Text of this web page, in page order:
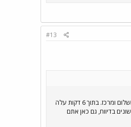
#13
מרגע תחילת האירוע....16:14 דקות התקבלה אצלי שיחת טלפון ממנהל האתר יוני גרינברג שהיה במקום על סוס שמטייל לו על המסילות ובתחנות הרכבת השלום ומרכז. בתוך 6 דקות עלה
מידע נוסף. היום היינו הראשונים בדיווח, גם כאן אתם